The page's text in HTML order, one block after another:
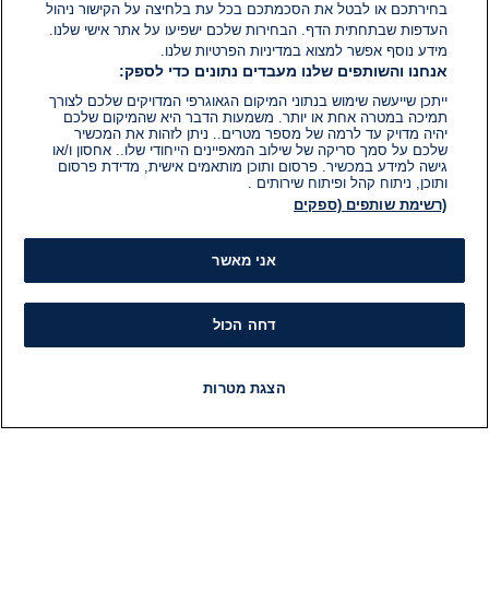
בחירתכם או לבטל את הסכמתכם בכל עת בלחיצה על הקישור ניהול
העדפות שבתחתית הדף. הבחירות שלכם ישפיעו על אתר אישי שלנו.
מידע נוסף אפשר למצוא במדיניות הפרטיות שלנו.
אנחנו והשותפים שלנו מעבדים נתונים כדי לספק:
ייתכן שייעשה שימוש בנתוני המיקום הגאוגרפי המדויקים שלכם לצורך
תמיכה במטרה אחת או יותר. משמעות הדבר היא שהמיקום שלכם
יהיה מדויק עד לרמה של מספר מטרים.. ניתן לזהות את המכשיר
שלכם על סמך סריקה של שילוב המאפיינים הייחודי שלו.. אחסון ו/או
גישה למידע במכשיר. פרסום ותוכן מותאמים אישית, מדידת פרסום
ותוכן, ניתוח קהל ופיתוח שירותים .
(רשימת שותפים (ספקים
אני מאשר
דחה הכול
הצגת מטרות